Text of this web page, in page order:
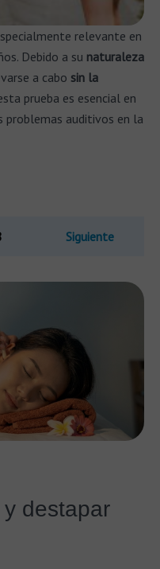
relevante en
Debido a su naturaleza
a cabo sin la
prueba es esencial en
problemas auditivos en la
Siguiente
destapar